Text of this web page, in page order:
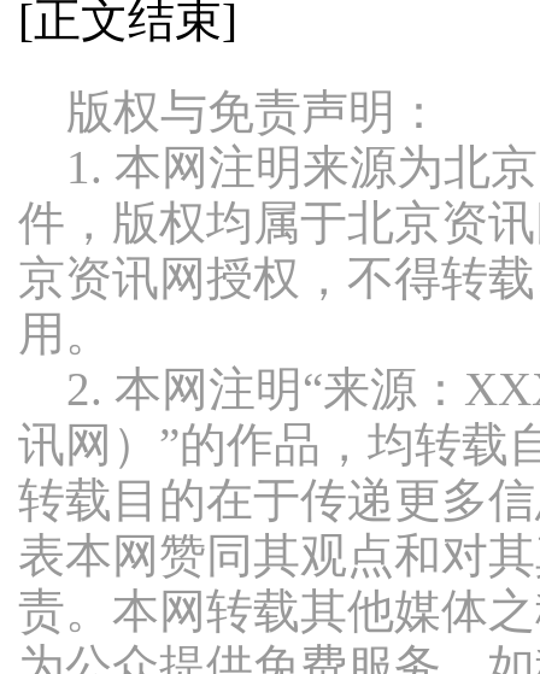
[正文结束]
版权与免责声明：
1. 本网注明来源为北
件，版权均属于北京资
京资讯网授权，不得转
用。
2. 本网注明“来源：
讯网）”的作品，均转载
转载目的在于传递更多
表本网赞同其观点和对
责。本网转载其他媒体